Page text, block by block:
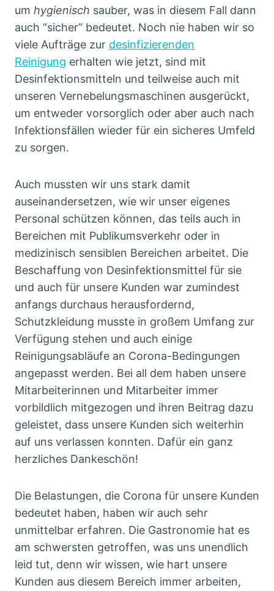
um hygienisch sauber, was in diesem Fall dann
auch “sicher” bedeutet. Noch nie haben wir so
viele Aufträge zur desinfizierenden
Reinigung erhalten wie jetzt, sind mit
Desinfektionsmitteln und teilweise auch mit
unseren Vernebelungsmaschinen ausgerückt,
um entweder vorsorglich oder aber auch nach
Infektionsfällen wieder für ein sicheres Umfeld
zu sorgen.
Auch mussten wir uns stark damit
auseinandersetzen, wie wir unser eigenes
Personal schützen können, das teils auch in
Bereichen mit Publikumsverkehr oder in
medizinisch sensiblen Bereichen arbeitet. Die
Beschaffung von Desinfektionsmittel für sie
und auch für unsere Kunden war zumindest
anfangs durchaus herausfordernd,
Schutzkleidung musste in großem Umfang zur
Verfügung stehen und auch einige
Reinigungsabläufe an Corona-Bedingungen
angepasst werden. Bei all dem haben unsere
Mitarbeiterinnen und Mitarbeiter immer
vorbildlich mitgezogen und ihren Beitrag dazu
geleistet, dass unsere Kunden sich weiterhin
auf uns verlassen konnten. Dafür ein ganz
herzliches Dankeschön!
Die Belastungen, die Corona für unsere Kunden
bedeutet haben, haben wir auch sehr
unmittelbar erfahren. Die Gastronomie hat es
am schwersten getroffen, was uns unendlich
leid tut, denn wir wissen, wie hart unsere
Kunden aus diesem Bereich immer arbeiten,